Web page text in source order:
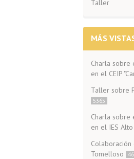
Taller
MÁS
Charla sobre
en el CEIP
Taller sobre
5365
Charla sobre
en el IES
Tomelloso